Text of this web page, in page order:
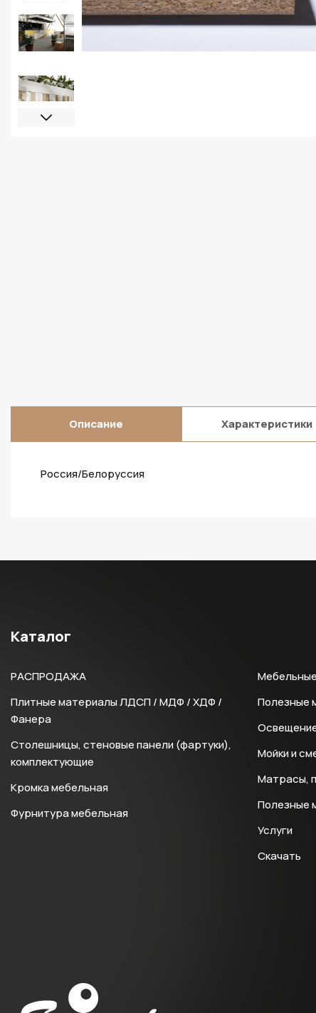
Описание Характеристики
Россия/Белоруссия
Каталог
РАСПРОДАЖА
Плитные материалы ЛДСП / МДФ / ХДФ /
Фанера
Столешницы, стеновые панели (фартуки),
комплектующие
Кромка мебельная
Фурнитура мебельная
Полезные
Мойки и
Матрасы,
Полезные
Услуги
Скачать